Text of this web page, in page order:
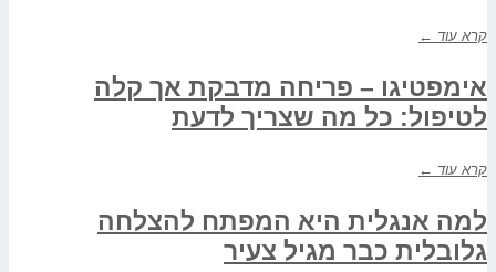
קרא עוד ←
אימפטיגו – פריחה מדבקת אך קלה
לטיפול: כל מה שצריך לדעת
קרא עוד ←
למה אנגלית היא המפתח להצלחה
גלובלית כבר מגיל צעיר